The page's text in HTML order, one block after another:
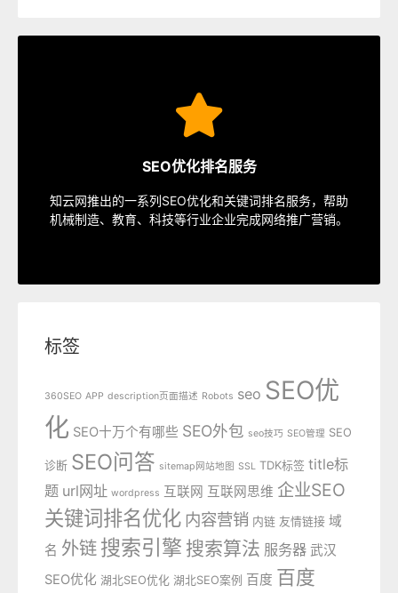
SEO优化排名服务
知云网推出的一系列SEO优化和关键词排名服务，帮助
机械制造、教育、科技等行业企业完成网络推广营销。
SEO服务中心
速排名等多种服务，从容应对各种优化需求。
SEO服务
标签
360SEO APP description页面描述 Robots seo SEO优
化 SEO十万个有哪些 SEO外包 seo技巧 SEO管理 SEO
诊断 SEO问答 sitemap网站地图 SSL TDK标签 title标
题 url网址 wordpress 互联网 互联网思维 企业SEO
关键词排名优化 内容营销 内链 友情链接 域
名 外链 搜索引擎 搜索算法 服务器 武汉
SEO优化 湖北SEO优化 湖北SEO案例 百度 百度